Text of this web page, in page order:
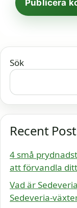
Sök
Recent
4 små
att förvandla
Vad är
Sedeveria-